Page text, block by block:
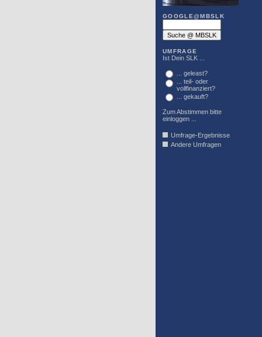
GOOGLE@MBSLK
UMFRAGE
Ist Dein SLK ...
... geleast?
... teil- oder
vollfinanziert?
... gekauft?
Zum Abstimmen bitte
einloggen ...
Umfrage-Ergebnisse
Andere Umfragen